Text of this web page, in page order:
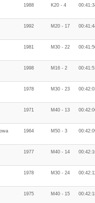
1988 K20 - 4
1992 M20 - 17
1981 M30 - 22
1998 M16 - 2
1978 M30 - 23
1971 M40 - 13
1964 M50 - 3
1977 M40 - 14
1978 M30 - 24
1975 M40 - 15